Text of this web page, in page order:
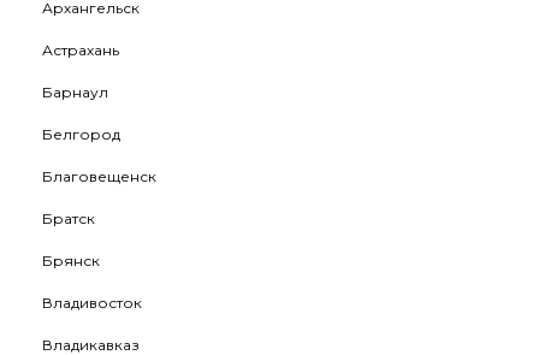
Архангельск
Астрахань
Барнаул
Белгород
Благовещенск
Братск
Брянск
Владивосток
Владикавказ